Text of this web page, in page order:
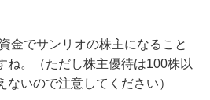
金でサンリオの株主になること
ね。（ただし株主優待は100株以
ないので注意してください）